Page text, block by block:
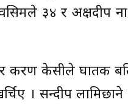
३४ र अक्षदीप
करण केसीले घातक
। सन्दीप